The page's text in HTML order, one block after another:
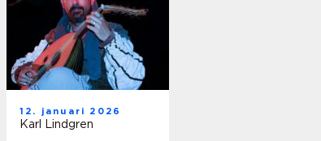
12. januari 2026
Karl Lindgren